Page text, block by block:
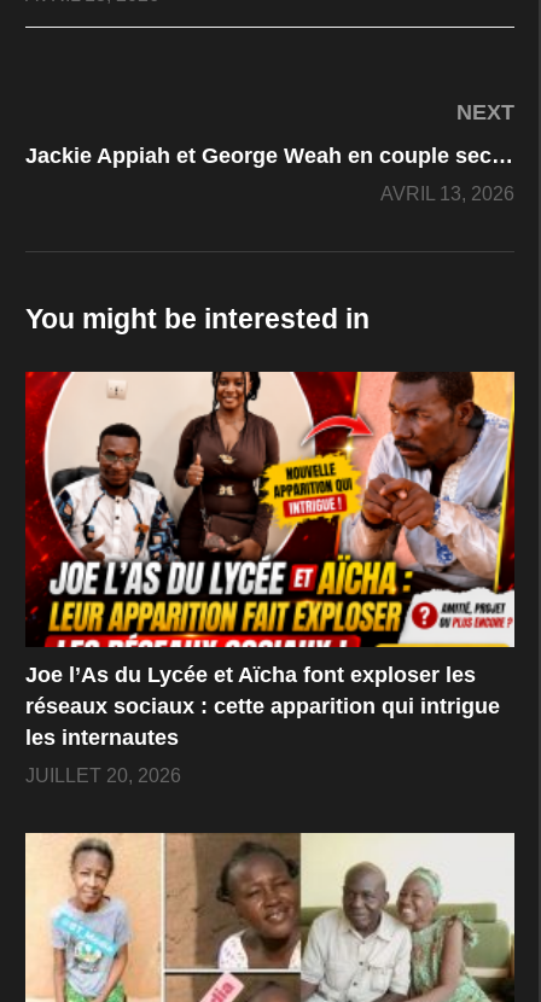
NEXT
Jackie Appiah et George Weah en couple secret ? La vérité sur sa vie amoureuse choque les internautes
AVRIL 13, 2026
You might be interested in
Joe l’As du Lycée et Aïcha font exploser les
réseaux sociaux : cette apparition qui intrigue
les internautes
JUILLET 20, 2026